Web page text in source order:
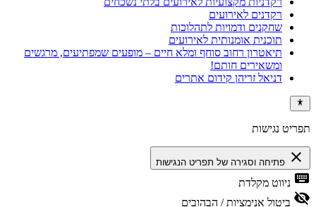
רקדנים לאירועים
שחקנים ודמויות לתהלוכות
תוכנית אומנותית לאירועים
תיאטרון רחוב סוחף ומלא חיים – מופעים שמפתיעים, מרגשים
ומשאירים חותם!
דניאל זריהן קידום אתרים
תפריט נגישות
close פתיחה וסגירה של תפריט הנגישות
keyboard ניווט מקלדת
visibility_off ביטול אנימציות / הבהובים